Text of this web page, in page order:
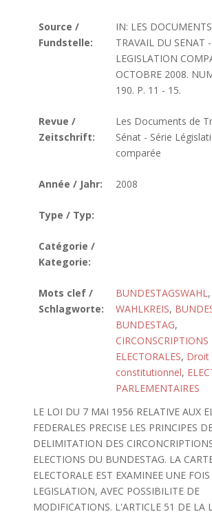
Source /
Fundstelle:
IN: LES
TRAVAIL DU SENAT
LEGISLATION
OCTOBRE 2008.
190. P. 11 - 15.
Revue /
Zeitschrift:
Les Documents de
Sénat - Série
comparée
Année / Jahr: 2008
Type / Typ:
Catégorie /
Kategorie:
Mots clef /
Schlagworte:
BUNDESTAGSWAHL,
WAHLKREIS,
BUNDESTAG,
CIRCONSCRIPTIONS
ELECTORALES, Droit
constitutionnel,
PARLEMENTAIRES
LE LOI DU 7 MAI 1956 RELATIVE AUX
FEDERALES PRECISE LES PRINCIPES
DELIMITATION DES
ELECTIONS DU BUNDESTAG. LA
ELECTORALE EST EXAMINEE UNE
LEGISLATION, AVEC POSSIBILITE DE
MODIFICATIONS. L'ARTICLE 51 DE LA